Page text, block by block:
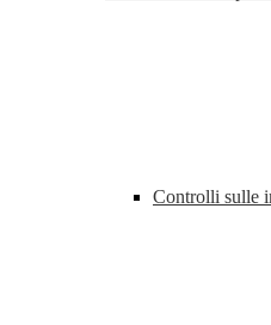
Controlli sulle